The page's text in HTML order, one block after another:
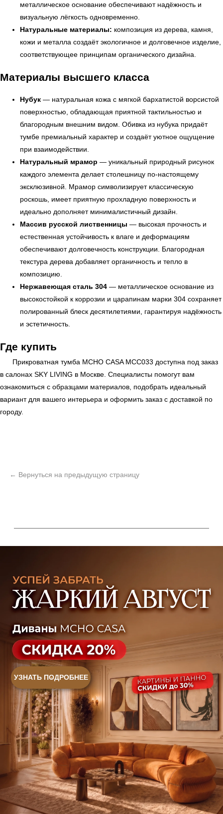
металлическое основание обеспечивают надёжность и
визуальную лёгкость одновременно.
Натуральные материалы: композиция из дерева, камня,
кожи и металла создаёт экологичное и долговечное изделие,
соответствующее принципам органического дизайна.
Материалы высшего класса
Нубук — натуральная кожа с мягкой бархатистой ворсистой
поверхностью, обладающая приятной тактильностью и
благородным внешним видом. Обивка из нубука придаёт
тумбе премиальный характер и создаёт уютное ощущение
при взаимодействии.
Натуральный мрамор — уникальный природный рисунок
каждого элемента делает столешницу по-настоящему
эксклюзивной. Мрамор символизирует классическую
роскошь, имеет приятную прохладную поверхность и
идеально дополняет минималистичный дизайн.
Массив русской лиственницы — высокая прочность и
естественная устойчивость к влаге и деформациям
обеспечивают долговечность конструкции. Благородная
текстура дерева добавляет органичность и тепло в
композицию.
Нержавеющая сталь 304 — металлическое основание из
высокостойкой к коррозии и царапинам марки 304 сохраняет
полированный блеск десятилетиями, гарантируя надёжность
и эстетичность.
Где купить
Прикроватная тумба MCHO CASA MCC033 доступна под заказ
в салонах SKY LIVING в Москве. Специалисты помогут вам
ознакомиться с образцами материалов, подобрать идеальный
вариант для вашего интерьера и оформить заказ с доставкой по
городу.
© 2026 Sky Living
Политика конфиденциальности
+7 (958) 202-41-41
+7 (499) 916-60-66
+7 (932) 021-99-97
Политика возврата товаров
Sales@skyliving.ru
Ежедневно, с 10:00 до 21:00
Telegram и YouTube ограничены на территории РФ
(на основании ФЗ-149 "Об информации")